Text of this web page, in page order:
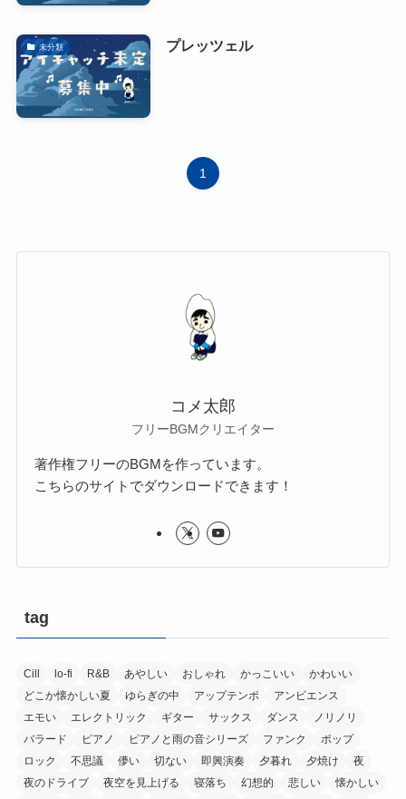
未分類 プレッツェル
1
コメ太郎
フリーBGMクリエイター
著作権フリーのBGMを作っています。
こちらのサイトでダウンロードできます！
tag
Cill lo-fi R&B あやしい おしゃれ かっこいい
かわいい
どこか懐かしい夏
ゆらぎの中 アップテンポ
アンビエンス
エモい
エレクトリック ギター サックス ダンス
ノリノリ
バラード
ピアノ ピアノと雨の音シリーズ ファンク
ポップ
ロック
不思議 儚い 切ない 即興演奏 夕暮れ 夕焼け
夜
夜のドライブ
夜空を見上げる 寝落ち 幻想的 悲しい
懐かしい